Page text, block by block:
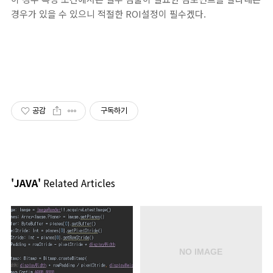
경우가 있을 수 있으니 적절한 ROI설정이 필수겠다.
공감 구독하기
'JAVA' Related Articles